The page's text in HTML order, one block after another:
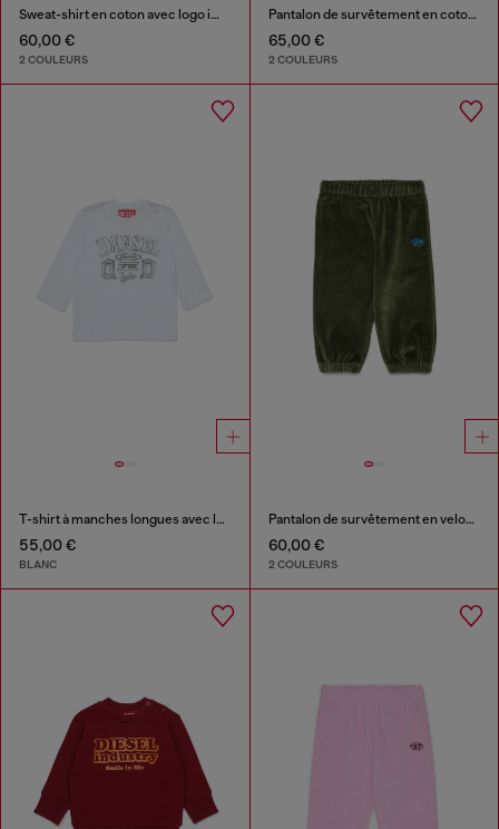
Sweat-shirt en coton avec logo imprimé
60,00 €
2 COULEURS
Pantalon de survêtement en coton avec imprimé Diesel Industry
65,00 €
2 COULEURS
T-shirt à manches longues avec logo imprimé
55,00 €
BLANC
Pantalon de survêtement en velours avec broderie Oval D
60,00 €
2 COULEURS